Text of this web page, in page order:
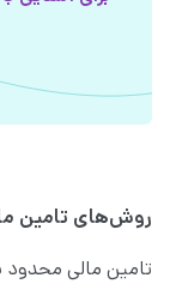
روش‌های تامین
تامین مالی